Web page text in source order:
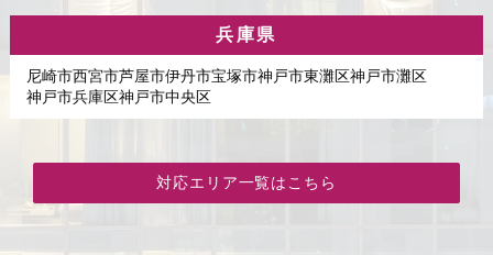
兵庫県
尼崎市西宮市芦屋市伊丹市宝塚市神戸市東灘区神戸市灘区
神戸市兵庫区神戸市中央区
対応エリア一覧はこちら